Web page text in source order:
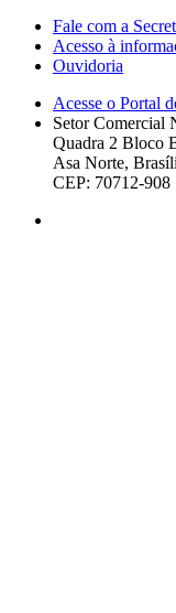
Fale com a
Acesso à
Ouvidoria
Acesse o Portal
Setor Comercial
Quadra 2 Bloco
Asa Norte,
CEP: 70712-908